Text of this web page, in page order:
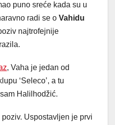
puno sreće kada su u
radi se o Vahidu
najtrofejnije
, Vaha je jedan od
‘Seleco’, a tu
Halilhodžić.
Uspostavljen je prvi